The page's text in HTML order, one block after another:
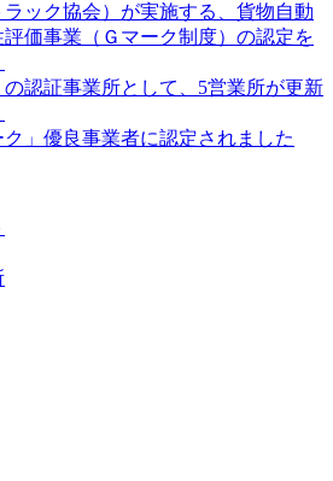
ック協会）が実施する、貨物自動
価事業（Ｇマーク制度）の認定を
の認証事業所として、5営業所が更新
ク」優良事業者に認定されました